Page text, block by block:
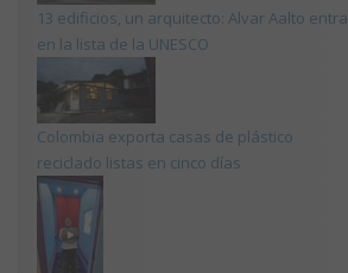
13 edificios, un arquitecto: Alvar Aalto entra
en la lista de la UNESCO
Colombia exporta casas de plástico
reciclado listas en cinco días